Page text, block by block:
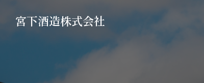
宮下酒造株式会社